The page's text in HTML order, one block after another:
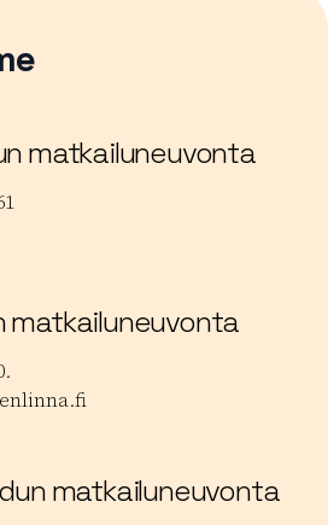
matkailuneuvonta
matkailuneuvonta
matkailuneuvonta